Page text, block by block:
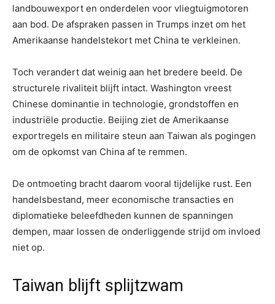
landbouwexport en onderdelen voor vliegtuigmotoren
aan bod. De afspraken passen in Trumps inzet om het
Amerikaanse handelstekort met China te verkleinen.
Toch verandert dat weinig aan het bredere beeld. De
structurele rivaliteit blijft intact. Washington vreest
Chinese dominantie in technologie, grondstoffen en
industriële productie. Beijing ziet de Amerikaanse
exportregels en militaire steun aan Taiwan als pogingen
om de opkomst van China af te remmen.
De ontmoeting bracht daarom vooral tijdelijke rust. Een
handelsbestand, meer economische transacties en
diplomatieke beleefdheden kunnen de spanningen
dempen, maar lossen de onderliggende strijd om invloed
niet op.
Taiwan blijft splijtzwam